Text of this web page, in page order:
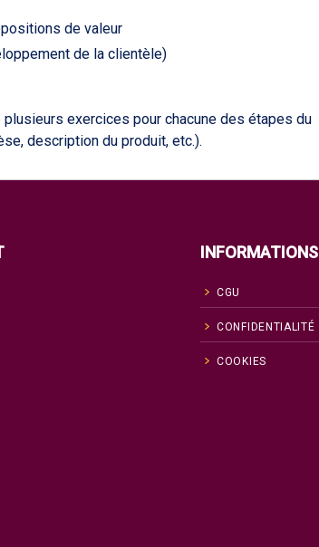
de valeur
de la clientèle)
exercices pour chacune des étapes du
description du produit, etc.).
INFORMATIONS
CGU
CONFIDENTIALITÉ
COOKIES